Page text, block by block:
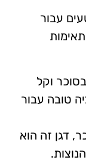
עבור
וקל
טובה עבור
דגן זה הוא